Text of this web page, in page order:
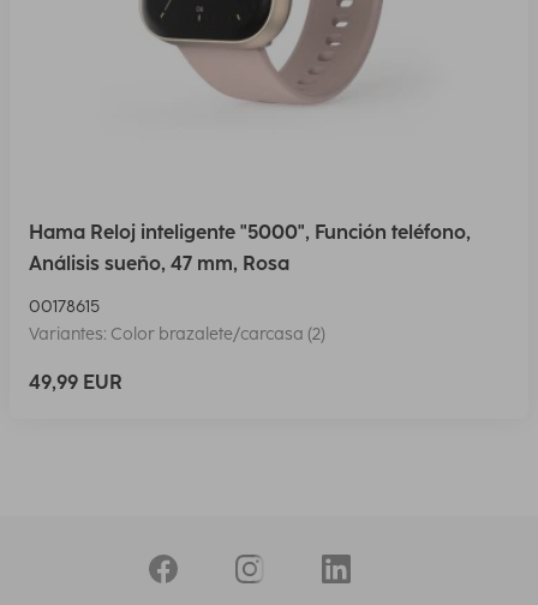
Hama Reloj inteligente "5000", Función teléfono,
Análisis sueño, 47 mm, Rosa
00178615
Variantes: Color brazalete/carcasa (2)
49,99 EUR